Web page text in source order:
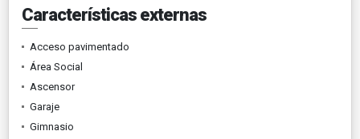
Características externas
Acceso pavimentado
Área Social
Ascensor
Garaje
Gimnasio